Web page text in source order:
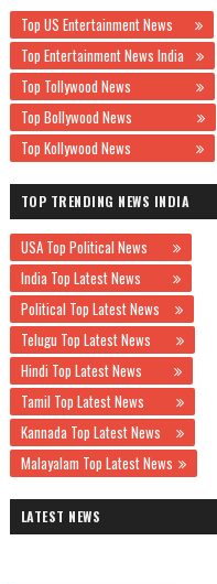
Top US Entertainment News
Top Entertainment News India
Top Tollywood News
Top Bollywood News
Top Kollywood News
TOP TRENDING NEWS INDIA
USA Top Political News
India Top Latest News
Political Top Latest News
Telugu Top Latest News
Hindi Top Latest News
Tamil Top Latest News
Kannada Top Latest News
Malayalam Top Latest News
LATEST NEWS